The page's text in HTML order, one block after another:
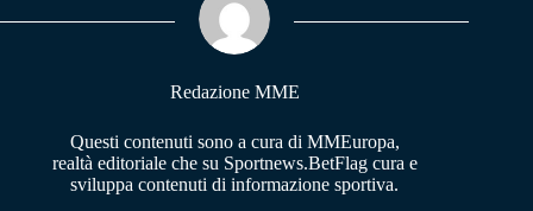
pp m
Redazione MME
Questi contenuti sono a cura di MMEuropa,
realtà editoriale che su Sportnews.BetFlag cura e
sviluppa contenuti di informazione sportiva.